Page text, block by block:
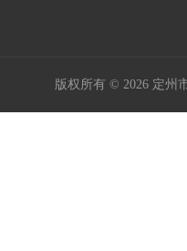
版权所有 © 2026 定